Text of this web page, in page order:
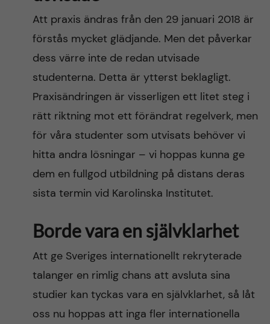
Att praxis ändras från den 29 januari 2018 är
förstås mycket glädjande. Men det påverkar
dess värre inte de redan utvisade
studenterna. Detta är ytterst beklagligt.
Praxisändringen är visserligen ett litet steg i
rätt riktning mot ett förändrat regelverk, men
för våra studenter som utvisats behöver vi
hitta andra lösningar – vi hoppas kunna ge
dem en fullgod utbildning på distans deras
sista termin vid Karolinska Institutet.
Borde vara en självklarhet
Att ge Sveriges internationellt rekryterade
talanger en rimlig chans att avsluta sina
studier kan tyckas vara en självklarhet, så låt
oss nu hoppas att inga fler internationella